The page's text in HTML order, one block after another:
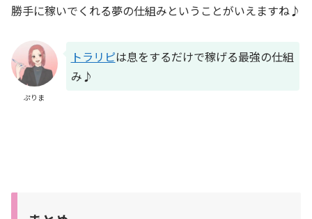
勝手に稼いでくれる夢の仕組みということがいえますね♪
ぷりま
トラリピは息をするだけで稼げる最強の仕組
み♪